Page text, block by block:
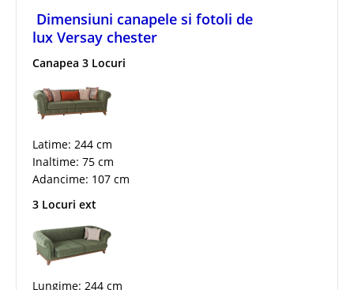
Dimensiuni canapele si fotoli de
lux Versay chester
Canapea 3 Locuri
Latime: 244 cm
Inaltime: 75 cm
Adancime: 107 cm
3 Locuri ext
Lungime: 244 cm